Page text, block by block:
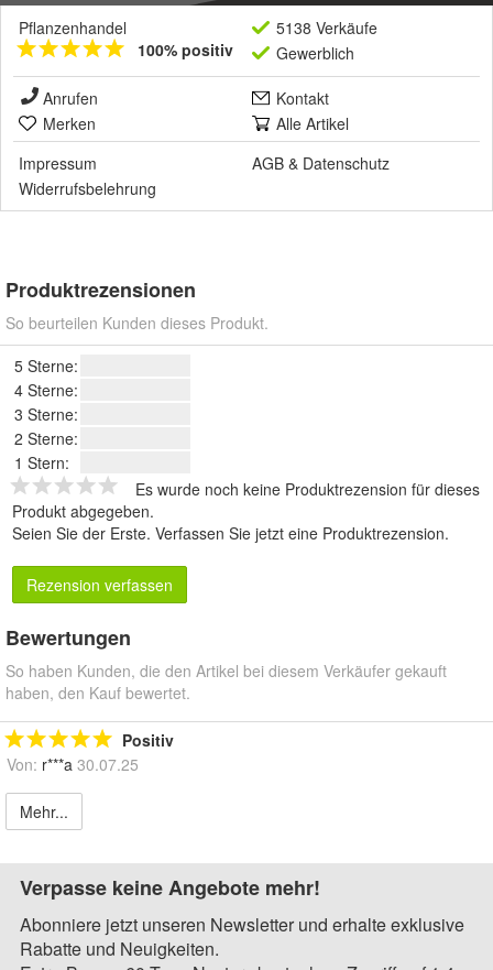
Pflanzenhandel
100% positiv
5138 Verkäufe
Gewerblich
Anrufen
Kontakt
Merken
Alle Artikel
Impressum
AGB & Datenschutz
Widerrufsbelehrung
Produktrezensionen
So beurteilen Kunden dieses Produkt.
5 Sterne:
4 Sterne:
3 Sterne:
2 Sterne:
1 Stern:
Es wurde noch keine Produktrezension für dieses
Produkt abgegeben.
Seien Sie der Erste. Verfassen Sie jetzt eine Produktrezension.
Rezension verfassen
Bewertungen
So haben Kunden, die den Artikel bei diesem Verkäufer gekauft
haben, den Kauf bewertet.
Positiv
Von: r***a 30.07.25
Mehr...
Verpasse keine Angebote mehr!
Abonniere jetzt unseren Newsletter und erhalte exklusive
Rabatte und Neuigkeiten.